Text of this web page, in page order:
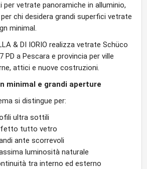
per vetrate panoramiche in alluminio,
chi desidera grandi superfici vetrate
minimal.
& DI IORIO realizza vetrate Schüco
PD a Pescara e provincia per ville
attici e nuove costruzioni.
minimal e grandi aperture
si distingue per:
ultra sottili
tutto vetro
ante scorrevoli
luminosità naturale
tra interno ed esterno